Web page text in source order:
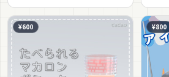
¥600 ¥800